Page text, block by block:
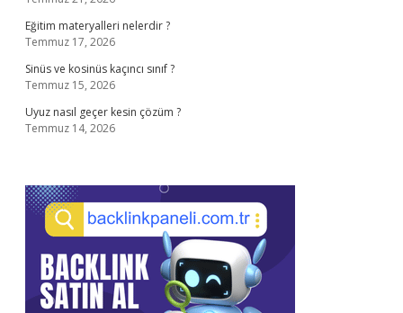
Eğitim materyalleri nelerdir ?
Temmuz 17, 2026
Sinüs ve kosinüs kaçıncı sınıf ?
Temmuz 15, 2026
Uyuz nasıl geçer kesin çözüm ?
Temmuz 14, 2026